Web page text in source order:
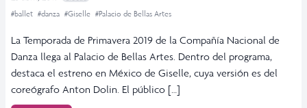
#ballet #danza #Giselle #Palacio de Bellas Artes
La Temporada de Primavera 2019 de la Compañía Nacional de
Danza llega al Palacio de Bellas Artes. Dentro del programa,
destaca el estreno en México de Giselle, cuya versión es del
coreógrafo Anton Dolin. El público […]